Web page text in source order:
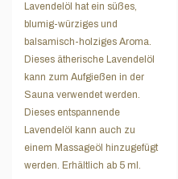
Lavendelöl hat ein süßes,
blumig-würziges und
balsamisch-holziges Aroma.
Dieses ätherische Lavendelöl
kann zum Aufgießen in der
Sauna verwendet werden.
Dieses entspannende
Lavendelöl kann auch zu
einem Massageöl hinzugefügt
werden. Erhältlich ab 5 ml.